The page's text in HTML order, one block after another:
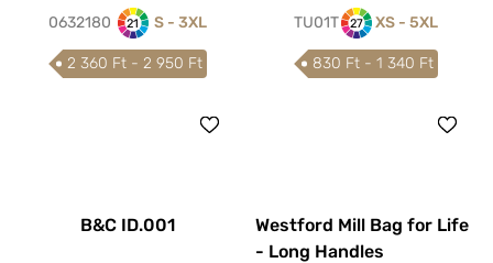
0632180 21 S - 3XL
2 360 Ft - 2 950 Ft
TU01T 27 XS - 5XL
830 Ft - 1 340 Ft
B&C ID.001
Westford Mill Bag for Life
- Long Handles